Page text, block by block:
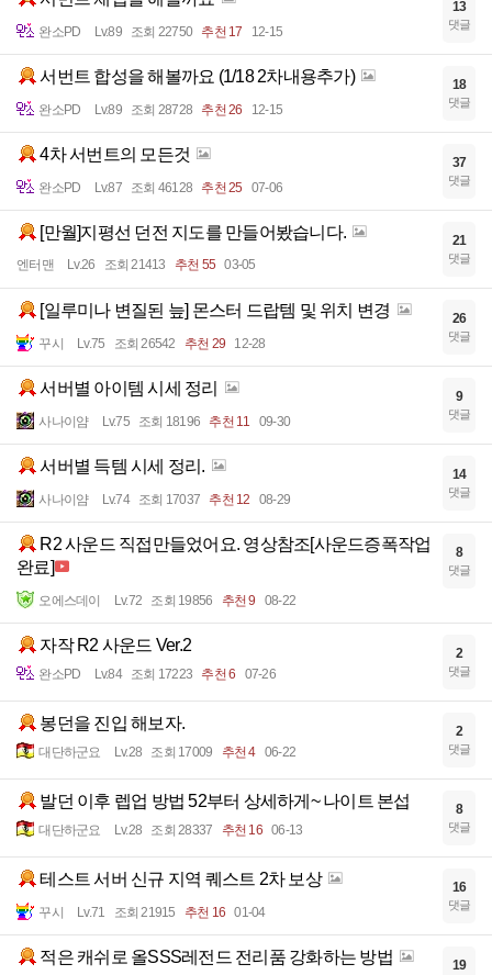
완소PD Lv.89 조회 22750 추천 17 12-15
13
댓글
서번트 합성을 해볼까요 (1/18 2차내용추가)
완소PD Lv.89 조회 28728 추천 26 12-15
18
댓글
4차 서번트의 모든것
완소PD Lv.87 조회 46128 추천 25 07-06
37
댓글
[만월]지평선 던전 지도를 만들어봤습니다.
엔터맨 Lv.26 조회 21413 추천 55 03-05
21
댓글
[일루미나 변질된 늪] 몬스터 드랍템 및 위치 변경
꾸시 Lv.75 조회 26542 추천 29 12-28
26
댓글
서버별 아이템 시세 정리
사나이얌 Lv.75 조회 18196 추천 11 09-30
9
댓글
서버별 득템 시세 정리.
사나이얌 Lv.74 조회 17037 추천 12 08-29
14
댓글
R2 사운드 직접만들었어요. 영상참조[사운드증폭작업
완료]
오에스데이 Lv.72 조회 19856 추천 9 08-22
8
댓글
자작 R2 사운드 Ver.2
완소PD Lv.84 조회 17223 추천 6 07-26
2
댓글
봉던을 진입 해보자.
대단하군요 Lv.28 조회 17009 추천 4 06-22
2
댓글
발던 이후 렙업 방법 52부터 상세하게~ 나이트 본섭
대단하군요 Lv.28 조회 28337 추천 16 06-13
8
댓글
테스트 서버 신규 지역 퀘스트 2차 보상
꾸시 Lv.71 조회 21915 추천 16 01-04
16
댓글
적은 캐쉬로 올SSS레전드 전리품 강화하는 방법 19